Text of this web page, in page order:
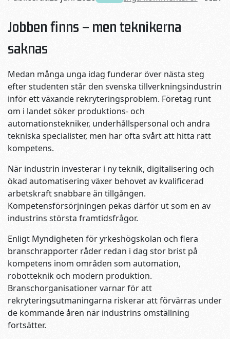
Jobben finns – men teknikerna
saknas
Medan många unga idag funderar över nästa steg
efter studenten står den svenska tillverkningsindustrin
inför ett växande rekryteringsproblem. Företag runt
om i landet söker produktions- och
automationstekniker, underhållspersonal och andra
tekniska specialister, men har ofta svårt att hitta rätt
kompetens.
När industrin investerar i ny teknik, digitalisering och
ökad automatisering växer behovet av kvalificerad
arbetskraft snabbare än tillgången.
Kompetensförsörjningen pekas därför ut som en av
industrins största framtidsfrågor.
Enligt Myndigheten för yrkeshögskolan och flera
branschrapporter råder redan i dag stor brist på
kompetens inom områden som automation,
robotteknik och modern produktion.
Branschorganisationer varnar för att
rekryteringsutmaningarna riskerar att förvärras under
de kommande åren när industrins omställning
fortsätter.